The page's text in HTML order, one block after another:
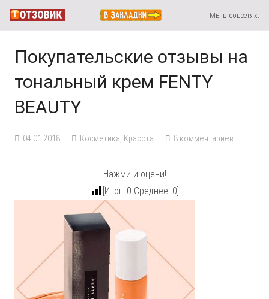
Мы в соцсетях:
Покупательские отзывы на
тональный крем FENTY
BEAUTY
04.01.2018 Косметика, Красота 8 комментариев
Нажми и оцени!
[Итог: 0 Среднее: 0]